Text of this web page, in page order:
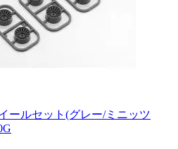
ールセット(グレー/ミニッツ